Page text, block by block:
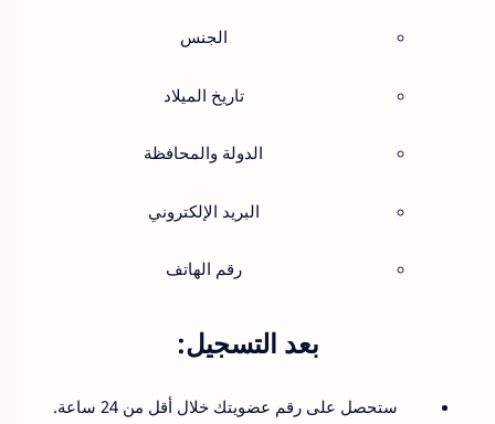
الجنس
تاريخ الميلاد
الدولة والمحافظة
البريد الإلكتروني
رقم الهاتف
بعد التسجيل:
ستحصل على رقم عضويتك خلال أقل من 24 ساعة.